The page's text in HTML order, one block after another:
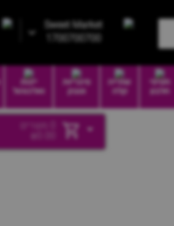
Sweet Market
1700700700
חטיפי
חלבון
שתייה
קלה
סיגריות
וטבק
יינות
ואלכוהול
מוצרים
₪